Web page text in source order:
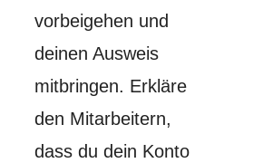
vorbeigehen und
deinen Ausweis
mitbringen. Erkläre
den Mitarbeitern,
dass du dein Konto